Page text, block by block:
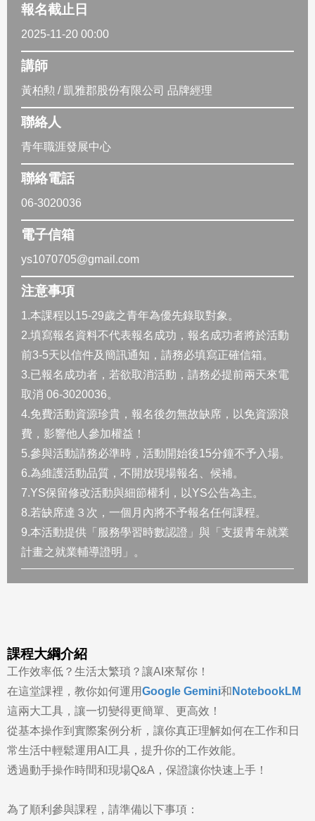
報名截止日
2025-11-20 00:00
講師
黃柏勲 / 凱雅郡股份有限公司 品牌經理
聯絡人
青年職涯發展中心
聯絡電話
06-3020036
電子信箱
ys1070705@gmail.com
注意事項
1.本課程以15-29歲之青年為優先錄取對象。
2.填寫報名資料不代表報名成功，報名成功者將於活動
前3-5天以信件及簡訊通知，請務必填寫正確信箱。
3.已報名成功者，若欲取消活動，請務必提前兩天來電
取消 06-3020036。
4.免費活動資源珍貴，報名後勿無故缺席，以免資源浪
費，影響他人參加權益！
5.參與活動請務必準時，活動開始後15分鐘不予入場。
6.為維護活動品質，不開放現場報名、候補。
7.YS保留修改活動與細節權利，以YS公告為主。
8.若缺席達３次，一個月內將不予報名任何課程。
9.本活動提供「服務學習時數認證」與「支援青年就業
計畫之就業輔導證明」。
課程大綱介紹
工作效率低？生活太繁瑣？讓AI來幫你！
在這堂課裡，教你如何運用Google Gemini和 NotebookLM
這兩大工具，讓一切變得更簡單、更高效！
從基本操作到實際案例分析，讓你真正理解如何在工作和日
常生活中輕鬆運用AI工具，提升你的工作效能。
透過動手操作時間和現場Q&A，保證讓你快速上手！
為了順利參與課程，請準備以下事項：